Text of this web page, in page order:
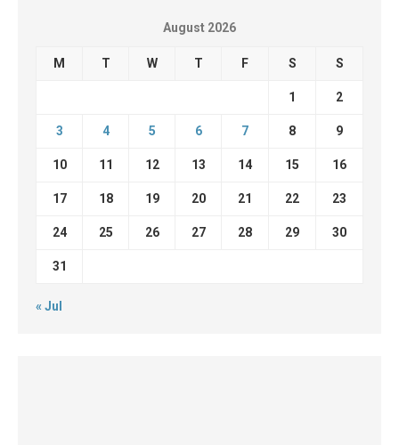
August 2026
M T W T F S S
1 2
3 4 5 6 7 8 9
10 11 12 13 14 15 16
17 18 19 20 21 22 23
24 25 26 27 28 29 30
31
« Jul